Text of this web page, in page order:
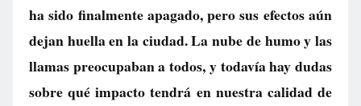
ha sido finalmente apagado, pero sus efectos aún
dejan huella en la ciudad. La nube de humo y las
llamas preocupaban a todos, y todavía hay dudas
sobre qué impacto tendrá en nuestra calidad de